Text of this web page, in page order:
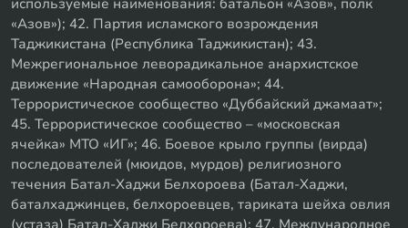
используемые наименования: батальон «Азов», полк
«Азов»); 42. Партия исламского возрождения
Таджикистана (Республика Таджикистан); 43.
Межрегиональное леворадикальное анархистское
движение «Народная самооборона»; 44.
Террористическое сообщество «Дуббайский джамаат»;
45. Террористическое сообщество – «московская
ячейка» МТО «ИГ»; 46. Боевое крыло группы (вирда)
последователей (мюидов, мурдов) религиозного
течения Батал-Хаджи Белхороева (Батал-Хаджи,
баталхаджинцев, белхороевцев, тариката шейха овлия